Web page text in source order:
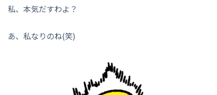
私、本気だすわよ？
あ、私なりのね(笑)